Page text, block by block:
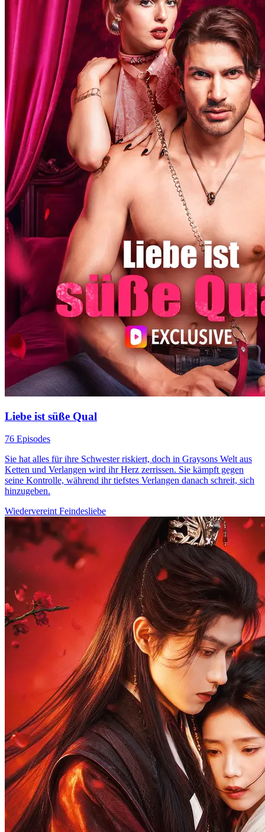
Liebe ist süße Qual
76 Episodes
Sie hat alles für ihre Schwester riskiert, doch in Graysons Welt aus
Ketten und Verlangen wird ihr Herz zerrissen. Sie kämpft gegen
seine Kontrolle, während ihr tiefstes Verlangen danach schreit, sich
hinzugeben.
Wiedervereint Feindesliebe